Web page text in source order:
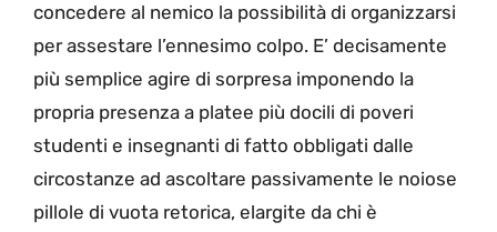
concedere al nemico la possibilità di organizzarsi
per assestare l’ennesimo colpo. E’ decisamente
più semplice agire di sorpresa imponendo la
propria presenza a platee più docili di poveri
studenti e insegnanti di fatto obbligati dalle
circostanze ad ascoltare passivamente le noiose
pillole di vuota retorica, elargite da chi è